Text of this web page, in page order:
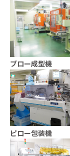
ブロー成型機
ピロー包装機